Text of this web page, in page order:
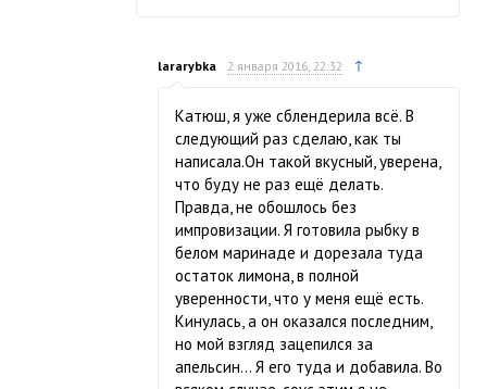
lararybka 2 января 2016, 22:32 ↑
Катюш, я уже сблендерила всё. В
следующий раз сделаю, как ты
написала.Он такой вкусный, уверена,
что буду не раз ещё делать.
Правда, не обошлось без
импровизации. Я готовила рыбку в
белом маринаде и дорезала туда
остаток лимона, в полной
уверенности, что у меня ещё есть.
Кинулась, а он оказался последним,
но мой взгляд зацепился за
апельсин… Я его туда и добавила. Во